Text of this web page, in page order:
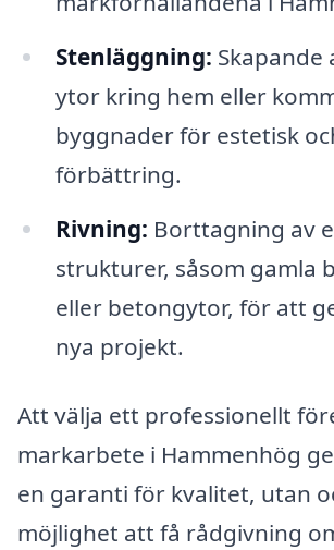
Stenläggning: Skapande
ytor kring hem eller
byggnader för estetisk
förbättring.
Rivning: Borttagning av
strukturer, såsom gamla
eller betongytor, för att
nya projekt.
Att välja ett professionellt
markarbete i Hammenhög
en garanti för kvalitet, utan
möjlighet att få rådgivning